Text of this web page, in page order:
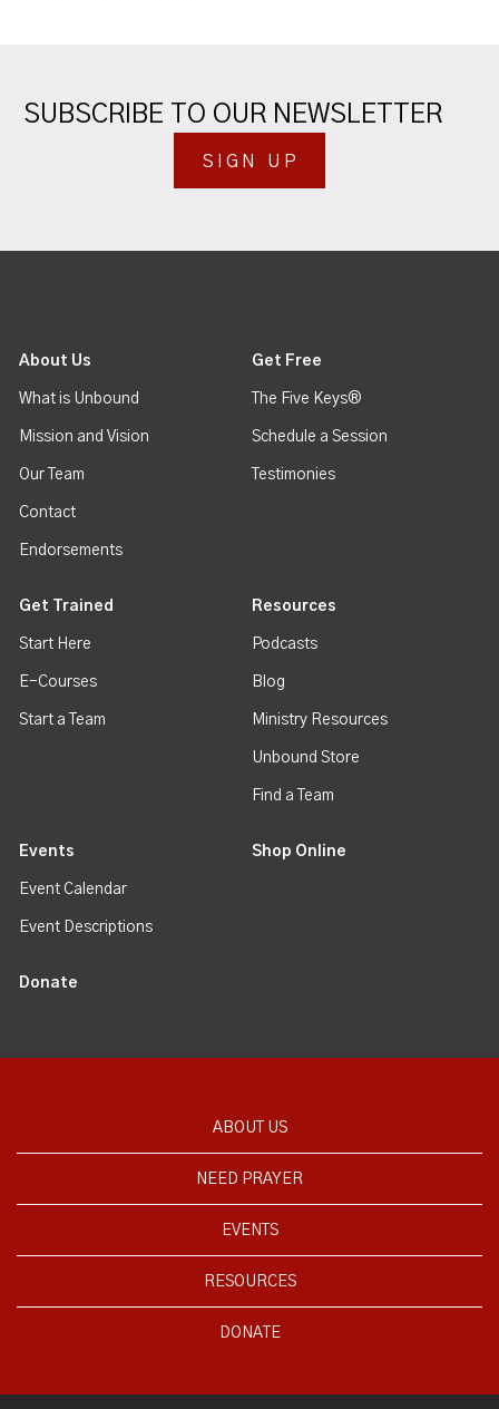
SUBSCRIBE TO OUR NEWSLETTER
SIGN UP
About Us
What is Unbound
Mission and Vision
Our Team
Contact
Endorsements
Get Free
The Five Keys®
Schedule a Session
Testimonies
Get Trained
Start Here
E-Courses
Start a Team
Resources
Podcasts
Blog
Ministry Resources
Unbound Store
Find a Team
Events
Event Calendar
Event Descriptions
Shop Online
Donate
ABOUT US
NEED PRAYER
EVENTS
RESOURCES
DONATE